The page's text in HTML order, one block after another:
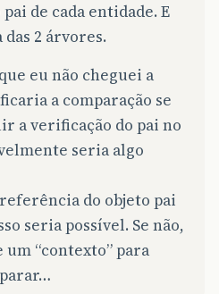
de cada entidade. E
2 árvores.
eu não cheguei a
a comparação se
a verificação do pai no
seria algo
do objeto pai
seria possível. Se não,
“contexto” para